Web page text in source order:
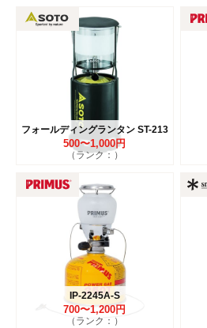
フォールディングランタン ST-213
500〜1,000円
（ランク：）
IP-2245A-S
700〜1,200円
（ランク：）